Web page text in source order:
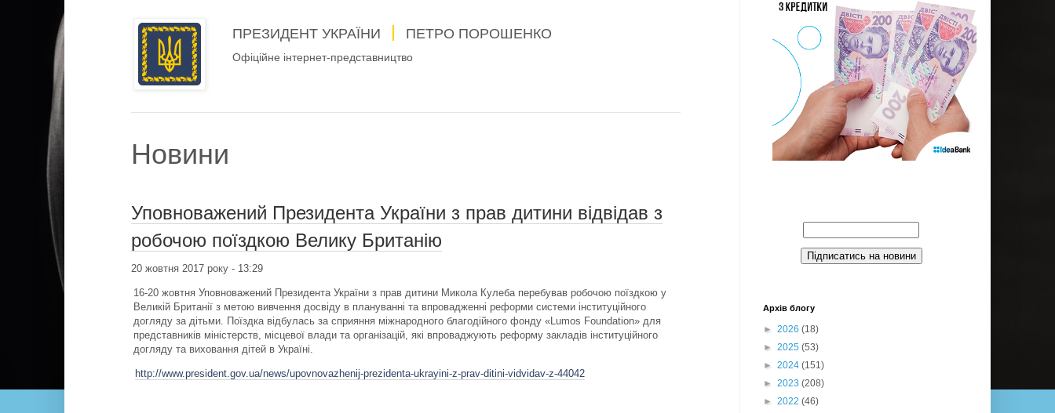
ПРЕЗИДЕНТ УКРАЇНИ ПЕТРО ПОРОШЕНКО
Офіційне інтернет-представництво
Новини
Уповноважений Президента України з прав дитини відвідав з
робочою поїздкою Велику Британію
20 жовтня 2017 року - 13:29
16-20 жовтня Уповноважений Президента України з прав дитини Микола Кулеба перебував робочою поїздкою у
Великій Британії з метою вивчення досвіду в плануванні та впровадженні реформи системи інституційного
догляду за дітьми. Поїздка відбулась за сприяння міжнародного благодійного фонду «Lumos Foundation» для
представників міністерств, місцевої влади та організацій, які впроваджують реформу закладів інституційного
догляду та виховання дітей в Україні.
http://www.president.gov.ua/news/upovnovazhenij-prezidenta-ukrayini-z-prav-ditini-vidvidav-z-44042
Архів блогу
► 2026 (18)
► 2025 (53)
► 2024 (151)
► 2023 (208)
► 2022 (46)